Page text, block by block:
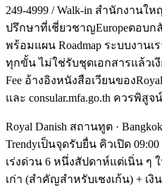
249-4999 / Walk-in สำนักงานใ
ปรึกษาที่เชี่ยวชาญEuropeตอบก
พร้อมแผน Roadmap ระบบงาน
ทุกขั้น ไม่ใช่รับชุดเอกสารแล้วเ
Fee อ้างอิงหนังสือเวียนของ
และ consular.mfa.go.th ควรพิสู
Royal Danish สถานทูต ·
Trendyเป็นจุดรับยื่น คิวเปิด
เร่งด่วน 6 หนึ่งสัปดาห์แต่เนิ่น ๆ
เก่า (สำคัญสำหรับเชงเก้น) + เงิ